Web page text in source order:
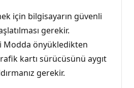
için bilgisayarın güvenli
gerekir.
Modda önyükledikten
kartı sürücüsünü aygıt
gerekir.